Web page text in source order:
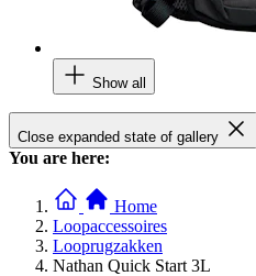
Show all
Close expanded state of gallery
You are here:
Home
Loopaccessoires
Looprugzakken
Nathan Quick Start 3L